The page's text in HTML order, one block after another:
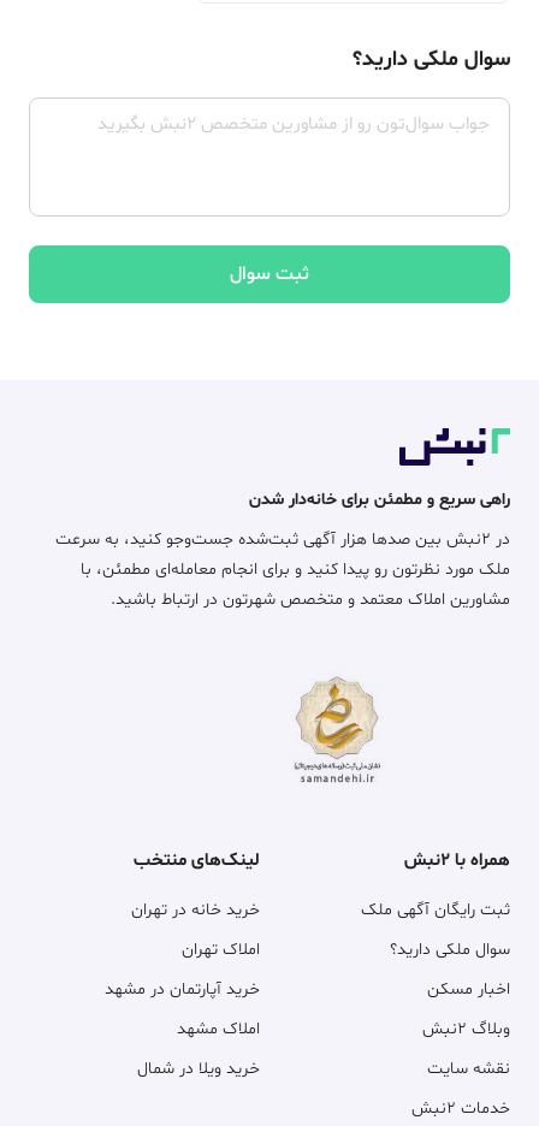
سوال ملکی دارید؟
ثبت سوال
راهی سریع و مطمئن برای خانه‌دار شدن
در ۲نبش بین صدها هزار آگهی ثبت‌شده جست‌وجو کنید، به سرعت
ملک مورد نظرتون رو پیدا کنید و برای انجام معامله‌ای مطمئن، با
مشاورین املاک معتمد و متخصص شهرتون در ارتباط باشید.
همراه با ۲نبش
ثبت رایگان آگهی ملک
سوال ملکی دارید؟
اخبار مسکن
وبلاگ ۲نبش
نقشه سایت
خدمات ۲نبش
لینک‌های منتخب
خرید خانه در تهران
املاک تهران
خرید آپارتمان در مشهد
املاک مشهد
خرید ویلا در شمال